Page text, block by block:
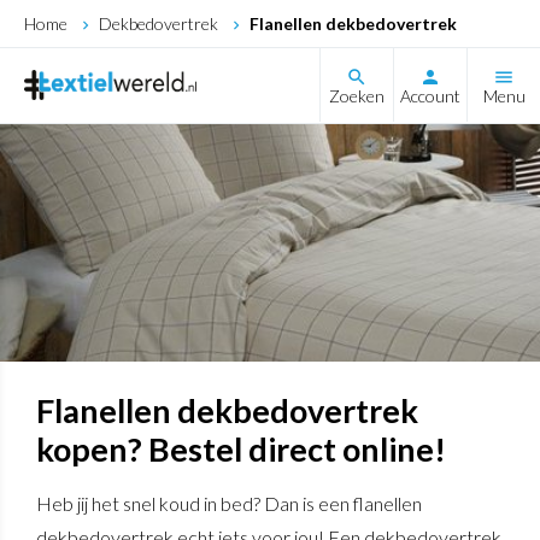
Home Dekbedovertrek Flanellen dekbedovertrek
Zoeken Account Menu
Flanellen dekbedovertrek
kopen? Bestel direct online!
Heb jij het snel koud in bed? Dan is een flanellen